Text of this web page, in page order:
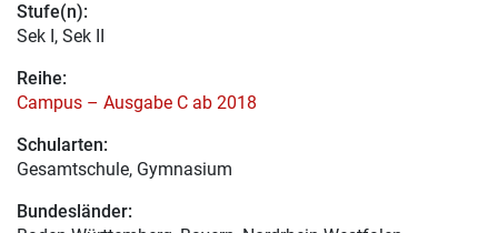
Stufe(n):
Sek I, Sek II
Reihe:
Campus – Ausgabe C ab 2018
Schularten:
Gesamtschule, Gymnasium
Bundesländer: